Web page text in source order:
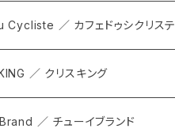
ス
／ カフェドゥシクリステ
／ クリスキング
／ チューイブランド